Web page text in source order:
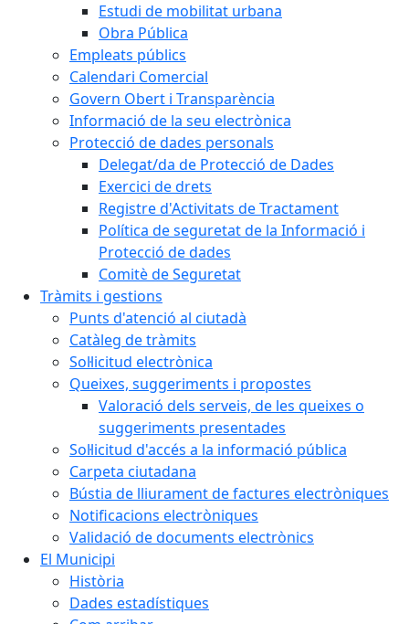
Estudi de mobilitat urbana
Obra Pública
Empleats públics
Calendari Comercial
Govern Obert i Transparència
Informació de la seu electrònica
Protecció de dades personals
Delegat/da de Protecció de Dades
Exercici de drets
Registre d'Activitats de Tractament
Política de seguretat de la Informació i
Protecció de dades
Comitè de Seguretat
Tràmits i gestions
Punts d'atenció al ciutadà
Catàleg de tràmits
Sol·licitud electrònica
Queixes, suggeriments i propostes
Valoració dels serveis, de les queixes o
suggeriments presentades
Sol·licitud d'accés a la informació pública
Carpeta ciutadana
Bústia de lliurament de factures electròniques
Notificacions electròniques
Validació de documents electrònics
El Municipi
Història
Dades estadístiques